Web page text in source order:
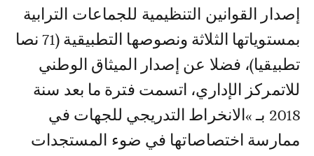
إصدار القوانين التنظيمية للجماعات الترابية
بمستوياتها الثلاثة ونصوصها التطبيقية (71 نصا
تطبيقيا)، فضلا عن إصدار الميثاق الوطني
للاتمركز الإداري، اتسمت فترة ما بعد سنة
2018 بـ »الانخراط التدريجي للجهات في
ممارسة اختصاصاتها في ضوء المستجدات